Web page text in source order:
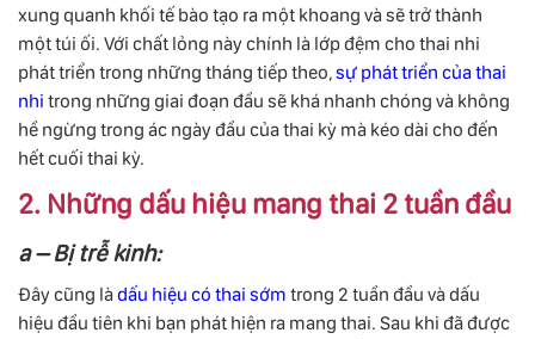
xung quanh khối tế bào tạo ra một khoang và sẽ trở thành
một túi ối. Với chất lỏng này chính là lớp đệm cho thai nhi
phát triển trong những tháng tiếp theo,sự phát triển của thai
nhi trong những giai đoạn đầu sẽ khá nhanh chóng và không
hề ngừng trong ác ngày đầu của thai kỳ mà kéo dài cho đến
hết cuối thai kỳ.
2. Những dấu hiệu mang thai 2 tuần đầu
a – Bị trễ kinh:
Đây cũng làdấu hiệu có thai sớm trong 2 tuần đầu và dấu
hiệu đầu tiên khi bạn phát hiện ra mang thai. Sau khi đã được